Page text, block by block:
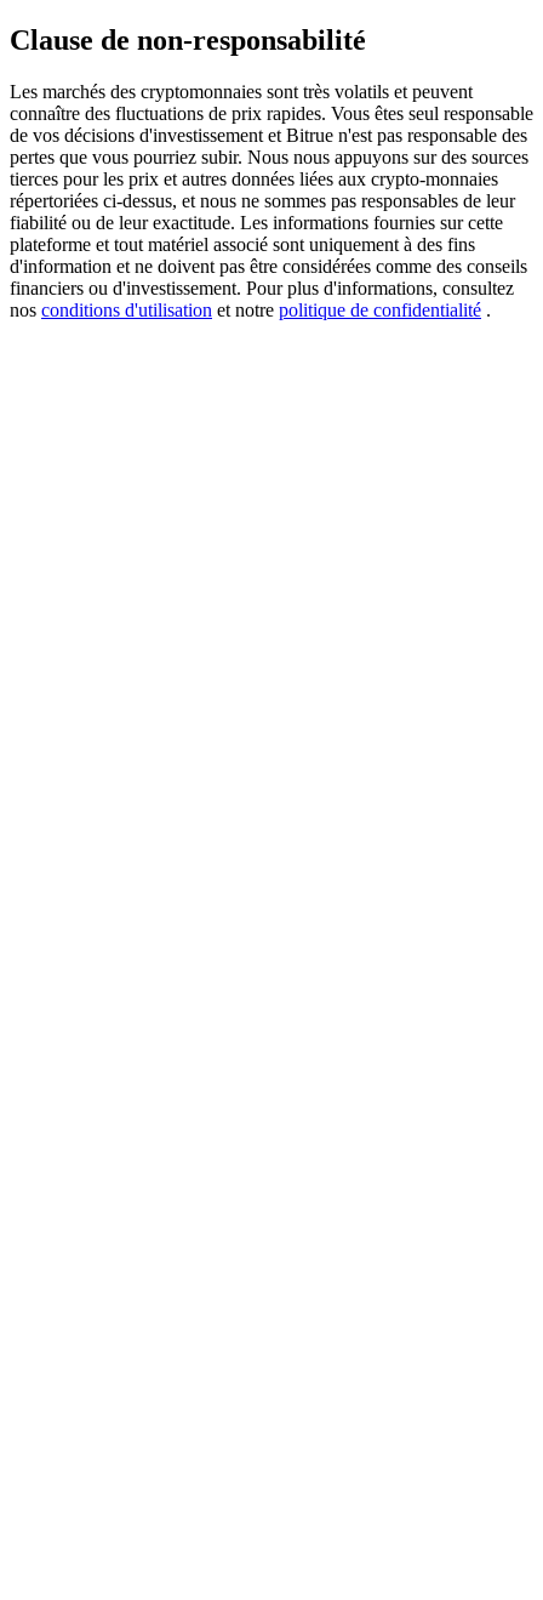
Exclusive for BitMart Users
Register & Trade to Win 500,000 USDT
Precious Metals Trading Carnival
Trade Gold & Silver · 33,333 USDT Bonus
Clause de non-responsabilité
Les marchés des cryptomonnaies sont très volatils et peuvent
connaître des fluctuations de prix rapides. Vous êtes seul responsable
de vos décisions d'investissement et Bitrue n'est pas responsable des
pertes que vous pourriez subir. Nous nous appuyons sur des sources
tierces pour les prix et autres données liées aux crypto-monnaies
répertoriées ci-dessus, et nous ne sommes pas responsables de leur
fiabilité ou de leur exactitude. Les informations fournies sur cette
plateforme et tout matériel associé sont uniquement à des fins
d'information et ne doivent pas être considérées comme des conseils
financiers ou d'investissement. Pour plus d'informations, consultez
nos conditions d'utilisation et notre politique de confidentialité .